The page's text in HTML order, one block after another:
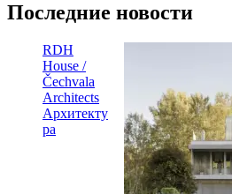
Последние новости
RDH
House /
Čechvala
Architects
Архитекту
ра